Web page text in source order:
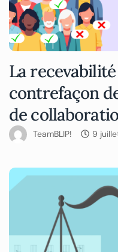
La
contrefaçon
de
TeamBLIP! 9